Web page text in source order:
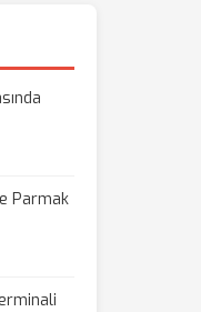
Parmak